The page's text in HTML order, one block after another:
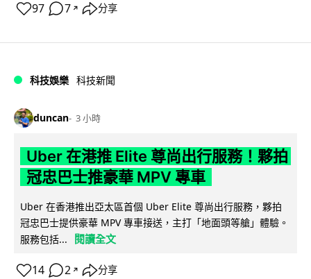
97 7 ↗ 分享
科技娛樂 科技新聞
duncan 3 小時
Uber 在港推 Elite 尊尚出行服務！夥拍
冠忠巴士推豪華 MPV 專車
Uber 在香港推出亞太區首個 Uber Elite 尊尚出行服務，夥拍
冠忠巴士提供豪華 MPV 專車接送，主打「地面頭等艙」體驗。
服務包括...
閱讀全文
14 2 ↗ 分享